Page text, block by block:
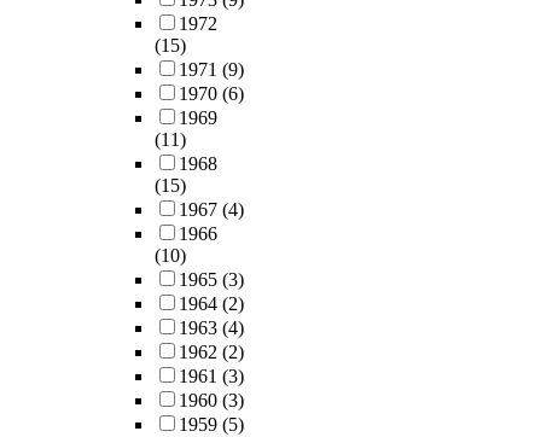
1972
(15)
1971 (9)
1970 (6)
1969
(11)
1968
(15)
1967 (4)
1966
(10)
1965 (3)
1964 (2)
1963 (4)
1962 (2)
1961 (3)
1960 (3)
1959 (5)